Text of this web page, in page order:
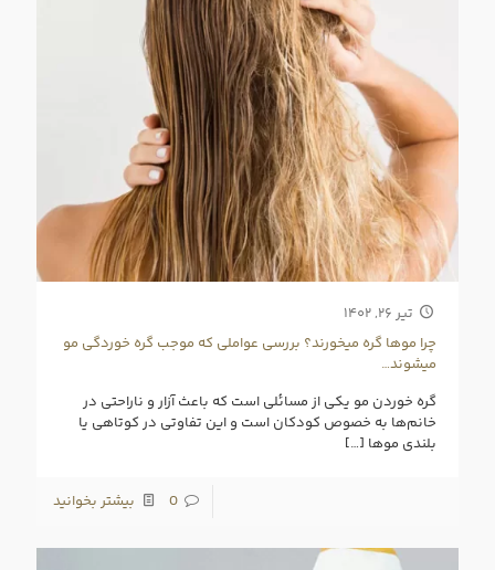
تیر ۲۶, ۱۴۰۲
چرا موها گره میخورند؟ بررسی عواملی که موجب گره خوردگی مو
میشوند…
گره خوردن مو یکی از مسائلی است که باعث آزار و ناراحتی در
خانم‌ها به خصوص کودکان است و این تفاوتی در کوتاهی یا
بلندی موها […]
0 بیشتر بخوانید